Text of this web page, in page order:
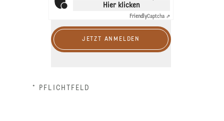
Hier klicken
FriendlyCaptcha ⇗
JETZT ANMELDEN
* PFLICHTFELD